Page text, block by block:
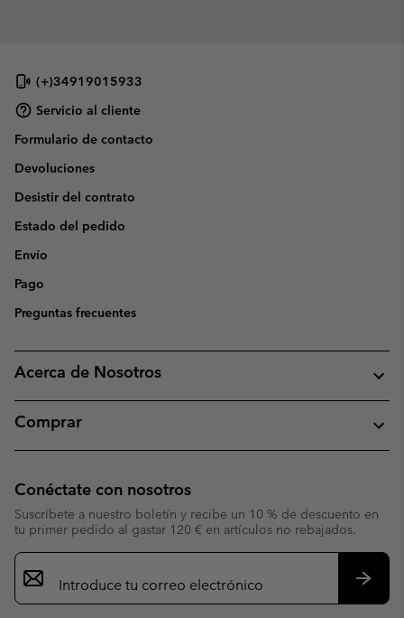
(+)34919015933
Servicio al cliente
Formulario de contacto
Devoluciones
Desistir del contrato
Estado del pedido
Envío
Pago
Preguntas frecuentes
Acerca de Nosotros
Comprar
Conéctate con nosotros
Suscríbete a nuestro boletín y recibe un 10 % de descuento en
tu primer pedido al gastar 120 € en artículos no rebajados.
Suscripción
de
correo